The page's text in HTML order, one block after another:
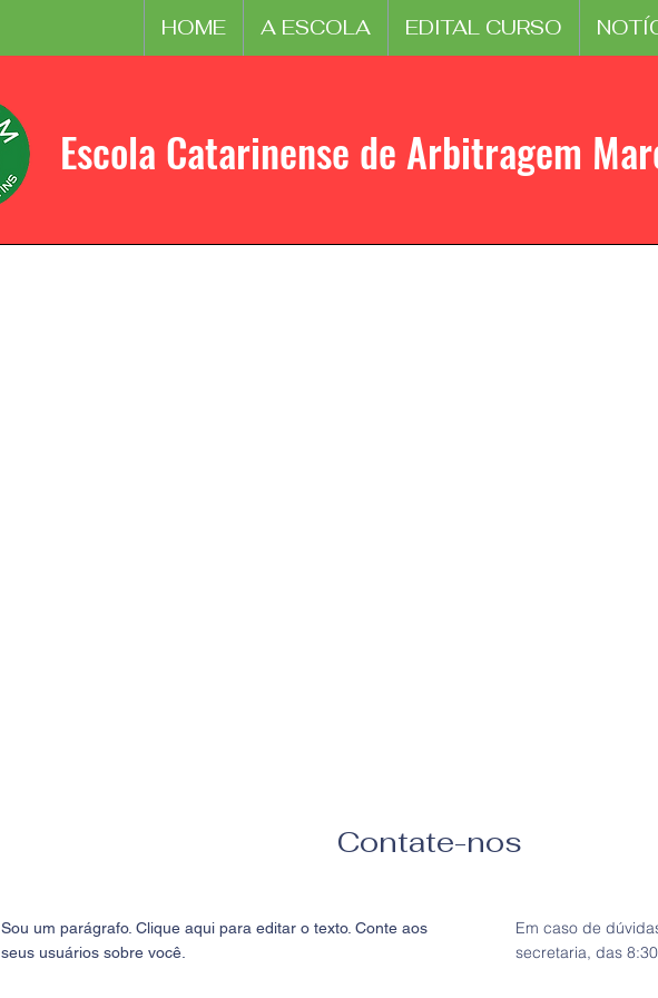
HOME A ESCOLA EDITAL CURSO
Escola Catarinense de Arbitragem
Contate-nos
Sou um parágrafo. Clique aqui para editar o texto. Conte aos
seus usuários sobre você.
Em caso de
secretaria, das